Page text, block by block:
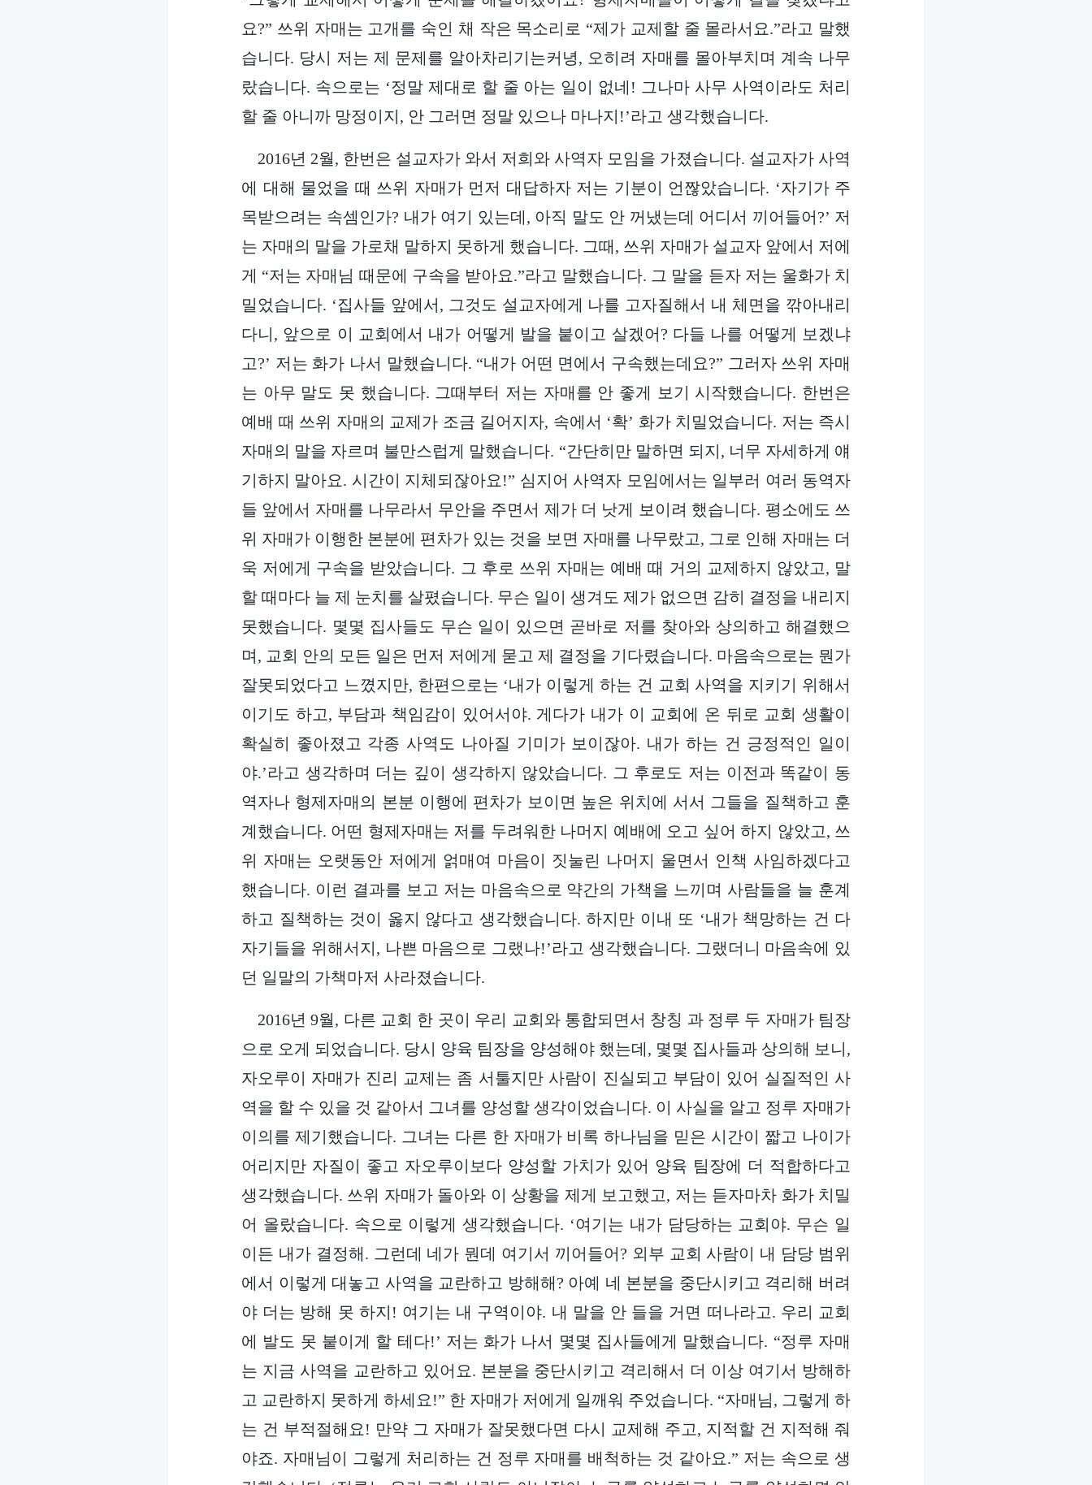
요?” 쓰위 자매는 고개를 숙인 채 작은 목소리로 “제가 교제할 줄 몰라서요.”라고 말했
습니다. 당시 저는 제 문제를 알아차리기는커녕, 오히려 자매를 몰아부치며 계속 나무
랐습니다. 속으로는 ‘정말 제대로 할 줄 아는 일이 없네! 그나마 사무 사역이라도 처리
할 줄 아니까 망정이지, 안 그러면 정말 있으나 마나지!’라고 생각했습니다.
2016년 2월, 한번은 설교자가 와서 저희와 사역자 모임을 가졌습니다. 설교자가 사역
에 대해 물었을 때 쓰위 자매가 먼저 대답하자 저는 기분이 언짢았습니다. ‘자기가 주
목받으려는 속셈인가? 내가 여기 있는데, 아직 말도 안 꺼냈는데 어디서 끼어들어?’ 저
는 자매의 말을 가로채 말하지 못하게 했습니다. 그때, 쓰위 자매가 설교자 앞에서 저에
게 “저는 자매님 때문에 구속을 받아요.”라고 말했습니다. 그 말을 듣자 저는 울화가 치
밀었습니다. ‘집사들 앞에서, 그것도 설교자에게 나를 고자질해서 내 체면을 깎아내리
다니, 앞으로 이 교회에서 내가 어떻게 발을 붙이고 살겠어? 다들 나를 어떻게 보겠냐
고?’ 저는 화가 나서 말했습니다. “내가 어떤 면에서 구속했는데요?” 그러자 쓰위 자매
는 아무 말도 못 했습니다. 그때부터 저는 자매를 안 좋게 보기 시작했습니다. 한번은
예배 때 쓰위 자매의 교제가 조금 길어지자, 속에서 ‘확’ 화가 치밀었습니다. 저는 즉시
자매의 말을 자르며 불만스럽게 말했습니다. “간단히만 말하면 되지, 너무 자세하게 얘
기하지 말아요. 시간이 지체되잖아요!” 심지어 사역자 모임에서는 일부러 여러 동역자
들 앞에서 자매를 나무라서 무안을 주면서 제가 더 낫게 보이려 했습니다. 평소에도 쓰
위 자매가 이행한 본분에 편차가 있는 것을 보면 자매를 나무랐고, 그로 인해 자매는 더
욱 저에게 구속을 받았습니다. 그 후로 쓰위 자매는 예배 때 거의 교제하지 않았고, 말
할 때마다 늘 제 눈치를 살폈습니다. 무슨 일이 생겨도 제가 없으면 감히 결정을 내리지
못했습니다. 몇몇 집사들도 무슨 일이 있으면 곧바로 저를 찾아와 상의하고 해결했으
며, 교회 안의 모든 일은 먼저 저에게 묻고 제 결정을 기다렸습니다. 마음속으로는 뭔가
잘못되었다고 느꼈지만, 한편으로는 ‘내가 이렇게 하는 건 교회 사역을 지키기 위해서
이기도 하고, 부담과 책임감이 있어서야. 게다가 내가 이 교회에 온 뒤로 교회 생활이
확실히 좋아졌고 각종 사역도 나아질 기미가 보이잖아. 내가 하는 건 긍정적인 일이
야.’라고 생각하며 더는 깊이 생각하지 않았습니다. 그 후로도 저는 이전과 똑같이 동
역자나 형제자매의 본분 이행에 편차가 보이면 높은 위치에 서서 그들을 질책하고 훈
계했습니다. 어떤 형제자매는 저를 두려워한 나머지 예배에 오고 싶어 하지 않았고, 쓰
위 자매는 오랫동안 저에게 얽매여 마음이 짓눌린 나머지 울면서 인책 사임하겠다고
했습니다. 이런 결과를 보고 저는 마음속으로 약간의 가책을 느끼며 사람들을 늘 훈계
하고 질책하는 것이 옳지 않다고 생각했습니다. 하지만 이내 또 ‘내가 책망하는 건 다
자기들을 위해서지, 나쁜 마음으로 그랬나!’라고 생각했습니다. 그랬더니 마음속에 있
던 일말의 가책마저 사라졌습니다.
2016년 9월, 다른 교회 한 곳이 우리 교회와 통합되면서 창칭 과 정루 두 자매가 팀장
으로 오게 되었습니다. 당시 양육 팀장을 양성해야 했는데, 몇몇 집사들과 상의해 보니,
자오루이 자매가 진리 교제는 좀 서툴지만 사람이 진실되고 부담이 있어 실질적인 사
역을 할 수 있을 것 같아서 그녀를 양성할 생각이었습니다. 이 사실을 알고 정루 자매가
이의를 제기했습니다. 그녀는 다른 한 자매가 비록 하나님을 믿은 시간이 짧고 나이가
어리지만 자질이 좋고 자오루이보다 양성할 가치가 있어 양육 팀장에 더 적합하다고
생각했습니다. 쓰위 자매가 돌아와 이 상황을 제게 보고했고, 저는 듣자마차 화가 치밀
어 올랐습니다. 속으로 이렇게 생각했습니다. ‘여기는 내가 담당하는 교회야. 무슨 일
이든 내가 결정해. 그런데 네가 뭔데 여기서 끼어들어? 외부 교회 사람이 내 담당 범위
에서 이렇게 대놓고 사역을 교란하고 방해해? 아예 네 본분을 중단시키고 격리해 버려
야 더는 방해 못 하지! 여기는 내 구역이야. 내 말을 안 들을 거면 떠나라고. 우리 교회
에 발도 못 붙이게 할 테다!’ 저는 화가 나서 몇몇 집사들에게 말했습니다. “정루 자매
는 지금 사역을 교란하고 있어요. 본분을 중단시키고 격리해서 더 이상 여기서 방해하
고 교란하지 못하게 하세요!” 한 자매가 저에게 일깨워 주었습니다. “자매님, 그렇게 하
는 건 부적절해요! 만약 그 자매가 잘못했다면 다시 교제해 주고, 지적할 건 지적해 줘
야죠. 자매님이 그렇게 처리하는 건 정루 자매를 배척하는 것 같아요.” 저는 속으로 생